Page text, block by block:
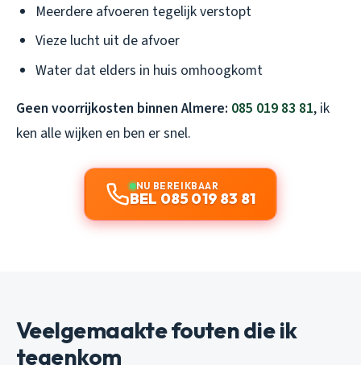
Meerdere afvoeren tegelijk verstopt
Vieze lucht uit de afvoer
Water dat elders in huis omhoogkomt
Geen voorrijkosten binnen Almere: 085 019 83 81, ik
ken alle wijken en ben er snel.
NU BEREIKBAAR
BEL 085 019 83 81
Veelgemaakte fouten die ik
tegenkom